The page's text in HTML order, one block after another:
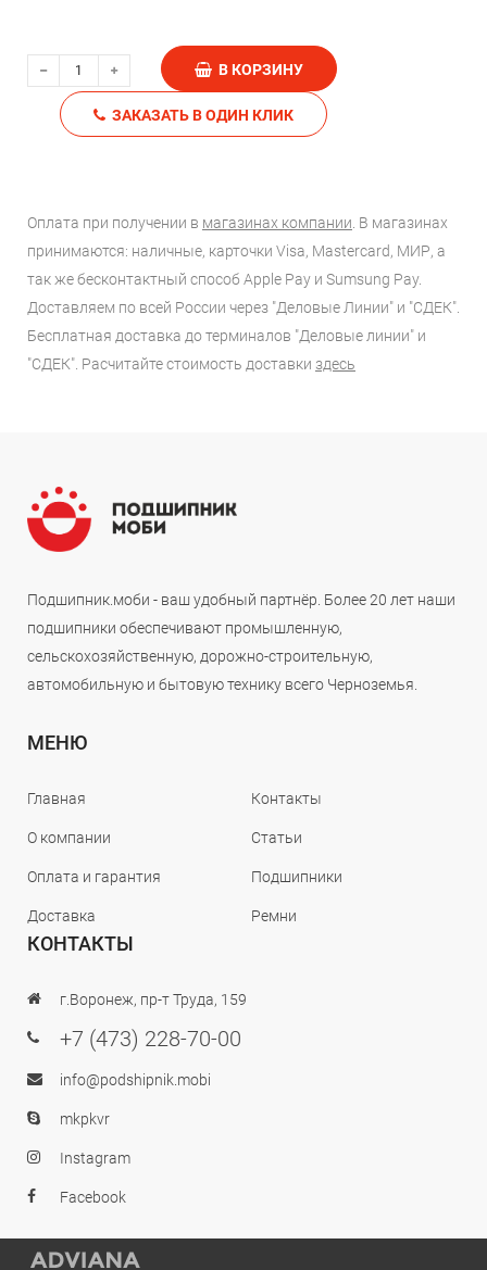
В КОРЗИНУ
ЗАКАЗАТЬ В ОДИН КЛИК
Оплата при получении в магазинах компании . В магазинах
принимаются: наличные, карточки Visa, Mastercard, МИР, а
так же бесконтактный способ Apple Pay и Sumsung Pay.
Доставляем по всей России через "Деловые Линии" и "СДЕК".
Бесплатная доставка до терминалов "Деловые линии" и
"СДЕК". Расчитайте стоимость доставки здесь
Подшипник.моби - ваш удобный партнёр. Более 20 лет наши
подшипники обеспечивают промышленную,
сельскохозяйственную, дорожно-строительную,
автомобильную и бытовую технику всего Черноземья.
МЕНЮ
Главная
О компании
Оплата и гарантия
Доставка
Контакты
Статьи
Подшипники
Ремни
КОНТАКТЫ
г.Воронеж, пр-т Труда, 159
+7 (473) 228-70-00
info@podshipnik.mobi
mkpkvr
Instagram
Facebook